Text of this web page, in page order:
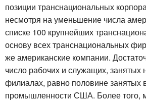
позиции транснациональных
несмотря на уменьшение числа
списке 100 крупнейших
основу всех транснациональных
же американские компании.
число рабочих и служащих, занятых
филиалах, равно половине
промышленности США. Более того,